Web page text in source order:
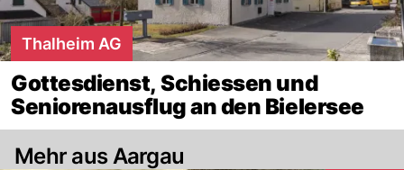
Thalheim AG
Gottesdienst, Schiessen und
Seniorenausflug an den Bielersee
Mehr aus Aargau